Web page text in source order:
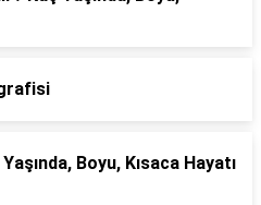
Boyu, Kısaca Hayatı